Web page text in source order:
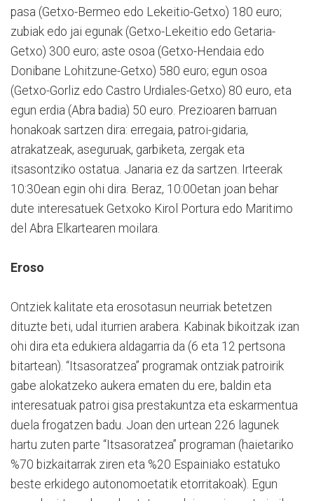
pasa (Getxo-Bermeo edo Lekeitio-Getxo) 180 euro;
zubiak edo jai egunak (Getxo-Lekeitio edo Getaria-
Getxo) 300 euro; aste osoa (Getxo-Hendaia edo
Donibane Lohitzune-Getxo) 580 euro; egun osoa
(Getxo-Gorliz edo Castro Urdiales-Getxo) 80 euro, eta
egun erdia (Abra badia) 50 euro. Prezioaren barruan
honakoak sartzen dira: erregaia, patroi-gidaria,
atrakatzeak, aseguruak, garbiketa, zergak eta
itsasontziko ostatua. Janaria ez da sartzen. Irteerak
10:30ean egin ohi dira. Beraz, 10:00etan joan behar
dute interesatuek Getxoko Kirol Portura edo Maritimo
del Abra Elkartearen moilara.
Eroso
Ontziek kalitate eta erosotasun neurriak betetzen
dituzte beti, udal iturrien arabera. Kabinak bikoitzak izan
ohi dira eta edukiera aldagarria da (6 eta 12 pertsona
bitartean). “Itsasoratzea” programak ontziak patroirik
gabe alokatzeko aukera ematen du ere, baldin eta
interesatuak patroi gisa prestakuntza eta eskarmentua
duela frogatzen badu. Joan den urtean 226 lagunek
hartu zuten parte “Itsasoratzea” programan (haietariko
%70 bizkaitarrak ziren eta %20 Espainiako estatuko
beste erkidego autonomoetatik etorritakoak). Egun